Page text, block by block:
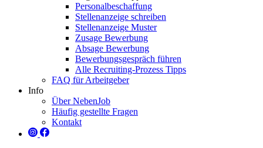
Personalbeschaffung
Stellenanzeige schreiben
Stellenanzeige Muster
Zusage Bewerbung
Absage Bewerbung
Bewerbungsgespräch führen
Alle Recruiting-Prozess Tipps
FAQ für Arbeitgeber
Info
Über NebenJob
Häufig gestellte Fragen
Kontakt